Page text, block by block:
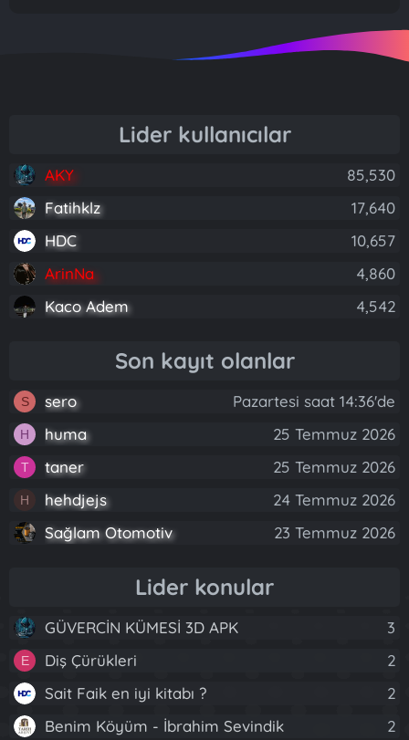
Lider kullanıcılar
AKY
85,530
Fatihklz
17,640
HDC
10,657
ArinNa
4,860
Kaco Adem
4,542
Son kayıt olanlar
S sero Pazartesi saat 14:36'de
H huma 25 Temmuz 2026
T taner 25 Temmuz 2026
H hehdjejs
24 Temmuz 2026
Sağlam Otomotiv
23 Temmuz 2026
Lider konular
GÜVERCİN KÜMESİ 3D APK 3
E Diş Çürükleri
2
Sait Faik en iyi kitabı ?
2
Benim Köyüm - İbrahim Sevindik
2